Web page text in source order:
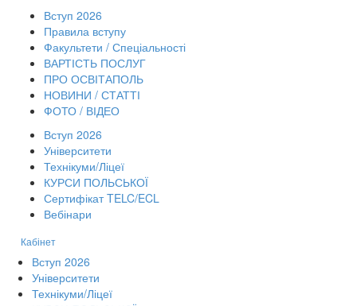
Вступ 2026
Правила вступу
Факультети / Спеціальності
ВАРТІСТЬ ПОСЛУГ
ПРО ОСВІТАПОЛЬ
НОВИНИ / СТАТТІ
ФОТО / ВІДЕО
Вступ 2026
Університети
Технікуми/Ліцеї
КУРСИ ПОЛЬСЬКОЇ
Сертифікат TELC/ECL
Вебінари
Кабінет
Вступ 2026
Університети
Технікуми/Ліцеї